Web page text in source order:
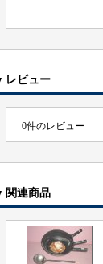
レビュー
0件のレビュー
関連商品